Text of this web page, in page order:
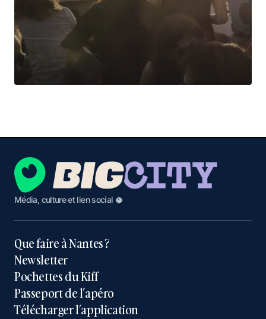
Média, culture et lien social 🥥
Que faire à Nantes ?
Newsletter
Pochettes du Kiff
Passeport de l’apéro
Télécharger l’application